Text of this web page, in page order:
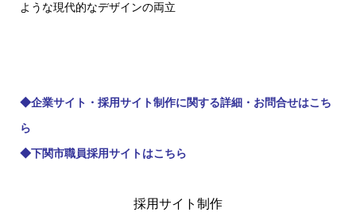
ような現代的なデザインの両立
◆企業サイト・採用サイト制作に関する詳細・お問合せはこち
ら
◆下関市職員採用サイトはこちら
採用サイト制作